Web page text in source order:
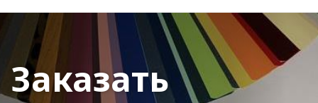
Заказать